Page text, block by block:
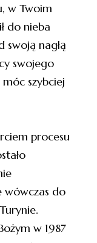
w Twoim
do nieba
swoją nagłą
swojego
móc szybciej
procesu
wówczas do
w 1987